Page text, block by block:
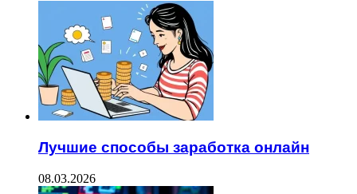
Лучшие способы заработка онлайн
08.03.2026